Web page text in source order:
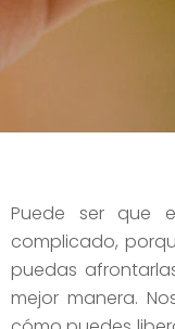
Puede ser que
complicado,
puedas
mejor manera.